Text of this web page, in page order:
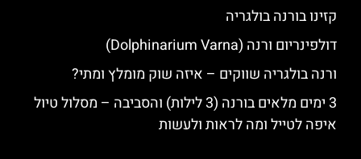
קזינו בורנה בולגריה
דולפינריום ורנה (Dolphinarium Varna)
ורנה בולגריה שווקים – איזה שוק מומלץ ומתי?
3 ימים מלאים בורנה (3 לילות) והסביבה – מסלול טיול
איפה לטייל ומה לראות ולעשות